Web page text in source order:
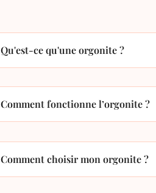
Qu'est-ce qu'une orgonite ?
Comment fonctionne l’orgonite ?
Comment choisir mon orgonite ?